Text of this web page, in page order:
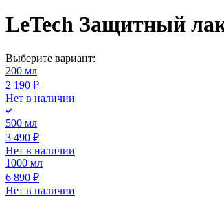
LeTech Защитный
Выберите вариант:
200 мл
2 190 ₽
Нет в наличии
500 мл
3 490 ₽
Нет в наличии
1000 мл
6 890 ₽
Нет в наличии